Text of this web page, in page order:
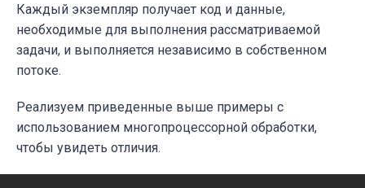
if sys.version_info[:2] == (3
    loop = asyncio.get_event_loop()
try
        loop.run_until_complete(main())
        loop.close()
#asyncio.run(main())
Каждый экземпляр получает код и данные,
необходимые для выполнения рассматриваемой
задачи, и выполняется независимо в собственном
потоке.
Реализуем приведенные выше примеры с
использованием многопроцессорной обработки,
чтобы увидеть отличия.